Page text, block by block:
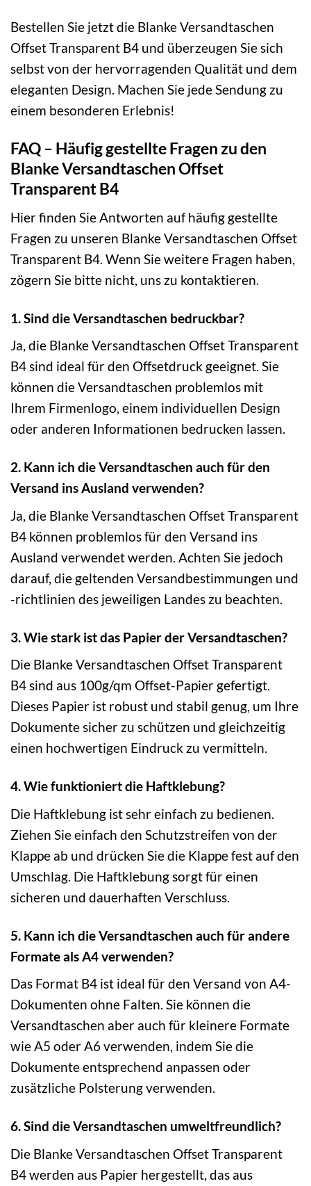
Bestellen Sie jetzt die Blanke Versandtaschen
Offset Transparent B4 und überzeugen Sie sich
selbst von der hervorragenden Qualität und dem
eleganten Design. Machen Sie jede Sendung zu
einem besonderen Erlebnis!
FAQ – Häufig gestellte Fragen zu den
Blanke Versandtaschen Offset
Transparent B4
Hier finden Sie Antworten auf häufig gestellte
Fragen zu unseren Blanke Versandtaschen Offset
Transparent B4. Wenn Sie weitere Fragen haben,
zögern Sie bitte nicht, uns zu kontaktieren.
1. Sind die Versandtaschen bedruckbar?
Ja, die Blanke Versandtaschen Offset Transparent
B4 sind ideal für den Offsetdruck geeignet. Sie
können die Versandtaschen problemlos mit
Ihrem Firmenlogo, einem individuellen Design
oder anderen Informationen bedrucken lassen.
2. Kann ich die Versandtaschen auch für den
Versand ins Ausland verwenden?
Ja, die Blanke Versandtaschen Offset Transparent
B4 können problemlos für den Versand ins
Ausland verwendet werden. Achten Sie jedoch
darauf, die geltenden Versandbestimmungen und
-richtlinien des jeweiligen Landes zu beachten.
3. Wie stark ist das Papier der Versandtaschen?
Die Blanke Versandtaschen Offset Transparent
B4 sind aus 100g/qm Offset-Papier gefertigt.
Dieses Papier ist robust und stabil genug, um Ihre
Dokumente sicher zu schützen und gleichzeitig
einen hochwertigen Eindruck zu vermitteln.
4. Wie funktioniert die Haftklebung?
Die Haftklebung ist sehr einfach zu bedienen.
Ziehen Sie einfach den Schutzstreifen von der
Klappe ab und drücken Sie die Klappe fest auf den
Umschlag. Die Haftklebung sorgt für einen
sicheren und dauerhaften Verschluss.
5. Kann ich die Versandtaschen auch für andere
Formate als A4 verwenden?
Das Format B4 ist ideal für den Versand von A4-
Dokumenten ohne Falten. Sie können die
Versandtaschen aber auch für kleinere Formate
wie A5 oder A6 verwenden, indem Sie die
Dokumente entsprechend anpassen oder
zusätzliche Polsterung verwenden.
6. Sind die Versandtaschen umweltfreundlich?
Die Blanke Versandtaschen Offset Transparent
B4 werden aus Papier hergestellt, das aus